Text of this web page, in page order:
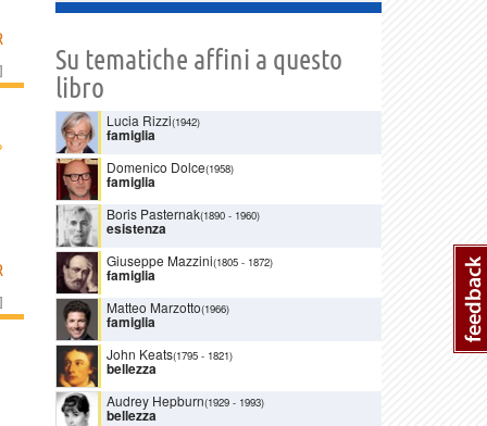
]
]
Su tematiche affini a questo
libro
Lucia Rizzi(1942)
famiglia
Domenico Dolce(1958)
famiglia
Boris Pasternak(1890 - 1960)
esistenza
Giuseppe Mazzini(1805 - 1872)
famiglia
Matteo Marzotto(1966)
famiglia
John Keats(1795 - 1821)
bellezza
Audrey Hepburn(1929 - 1993)
bellezza